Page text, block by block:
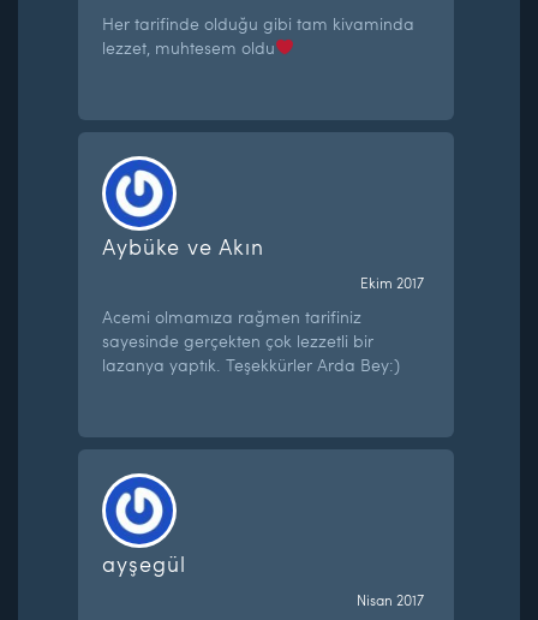
Her tarifinde olduğu gibi tam kivaminda
lezzet, muhtesem oldu
Aybüke ve Akın
Ekim 2017
Acemi olmamıza rağmen tarifiniz
sayesinde gerçekten çok lezzetli bir
lazanya yaptık. Teşekkürler Arda Bey:)
ayşegül
Nisan 2017